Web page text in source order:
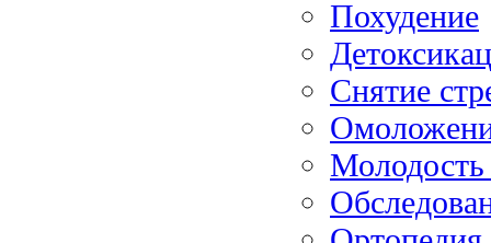
Похудение
Снятие
Молодость